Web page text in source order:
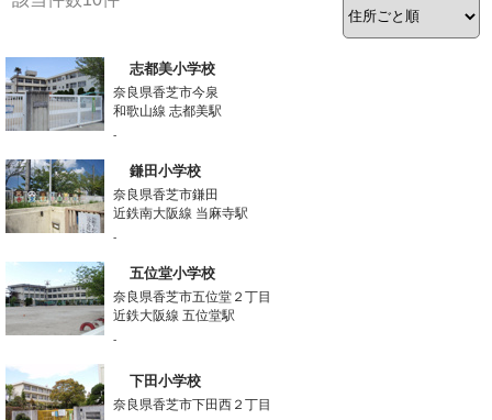
志都美小学校
奈良県香芝市今泉
和歌山線 志都美駅
-
鎌田小学校
奈良県香芝市鎌田
近鉄南大阪線 当麻寺駅
-
五位堂小学校
奈良県香芝市五位堂２丁目
近鉄大阪線 五位堂駅
-
下田小学校
奈良県香芝市下田西２丁目